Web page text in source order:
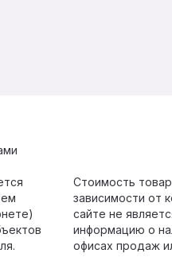
Стоимость
зависимости от
сайте не
информацию о
офисах продаж